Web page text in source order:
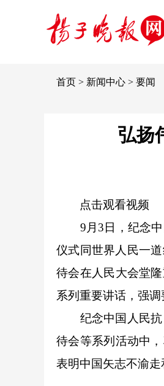
首页 > 新闻中心 > 要闻
弘扬
点击观看视频
9月3日，纪念
仪式同世界人民一
待会在人民大会堂
系列重要讲话，强
纪念中国人民抗
待会等系列活动中
表明中国矢志不渝走